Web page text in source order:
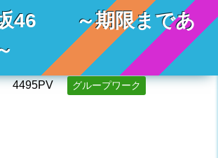
46 ～期限まであ
4495PV グループワーク